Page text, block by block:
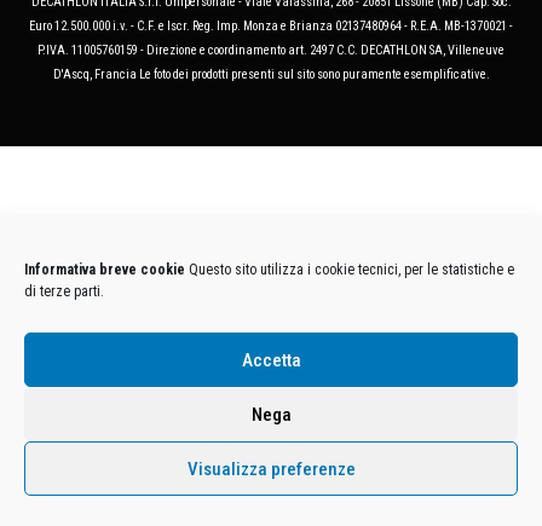
Informativa breve cookie Questo sito utilizza i cookie tecnici, per le statistiche e
di terze parti.
Accetta
Nega
Visualizza preferenze
Euro 12.500.000 i.v. - C.F. e Iscr. Reg. Imp. Monza e Brianza 02137480964 - R.E.A. MB-1370021 -
P.IVA. 11005760159 - Direzione e coordinamento art. 2497 C.C. DECATHLON SA, Villeneuve
D'Ascq, Francia Le foto dei prodotti presenti sul sito sono puramente esemplificative.